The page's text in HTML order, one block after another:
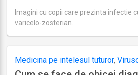
Imagini cu copii care prezinta infectie
varicelo-zosterian.
2018
Medicina pe intelesul tuturor,